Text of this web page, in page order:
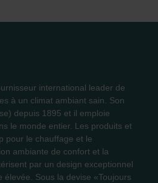
international leader de
à un climat ambiant sain. Son
depuis 1895 et il emploie
le monde entier. Les produits et
pour le chauffage et le
ambiante de confort et la
par un design exceptionnel
Sous la devise «Toujours